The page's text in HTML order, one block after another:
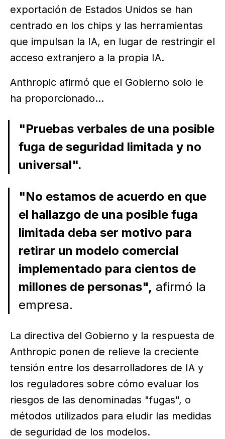
exportación de Estados Unidos se han
centrado en los chips y las herramientas
que impulsan la IA, en lugar de restringir el
acceso extranjero a la propia IA.
Anthropic afirmó que el Gobierno solo le
ha proporcionado...
"Pruebas verbales de una posible
fuga de seguridad limitada y no
universal".
"No estamos de acuerdo en que
el hallazgo de una posible fuga
limitada deba ser motivo para
retirar un modelo comercial
implementado para cientos de
millones de personas", afirmó la
empresa.
La directiva del Gobierno y la respuesta de
Anthropic ponen de relieve la creciente
tensión entre los desarrolladores de IA y
los reguladores sobre cómo evaluar los
riesgos de las denominadas "fugas", o
métodos utilizados para eludir las medidas
de seguridad de los modelos.